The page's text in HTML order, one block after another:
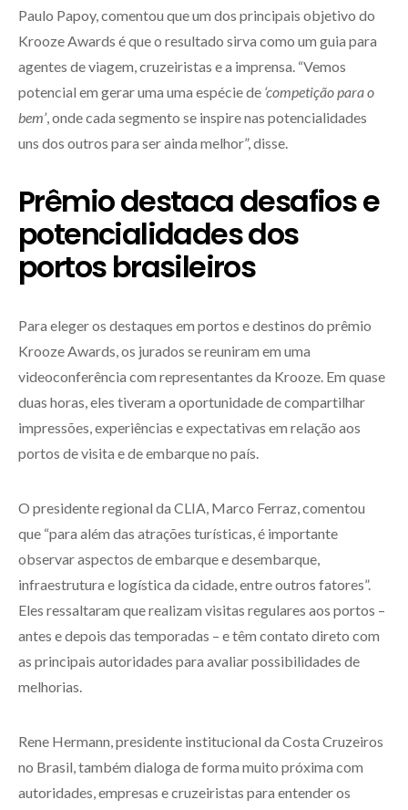
Paulo Papoy, comentou que um dos principais objetivo do
Krooze Awards é que o resultado sirva como um guia para
agentes de viagem, cruzeiristas e a imprensa. “Vemos
potencial em gerar uma uma espécie de ‘competição para o
bem’, onde cada segmento se inspire nas potencialidades
uns dos outros para ser ainda melhor”, disse.
Prêmio destaca desafios e
potencialidades dos
portos brasileiros
Para eleger os destaques em portos e destinos do prêmio
Krooze Awards, os jurados se reuniram em uma
videoconferência com representantes da Krooze. Em quase
duas horas, eles tiveram a oportunidade de compartilhar
impressões, experiências e expectativas em relação aos
portos de visita e de embarque no país.
O presidente regional da CLIA, Marco Ferraz, comentou
que “para além das atrações turísticas, é importante
observar aspectos de embarque e desembarque,
infraestrutura e logística da cidade, entre outros fatores”.
Eles ressaltaram que realizam visitas regulares aos portos –
antes e depois das temporadas – e têm contato direto com
as principais autoridades para avaliar possibilidades de
melhorias.
Rene Hermann, presidente institucional da Costa Cruzeiros
no Brasil, também dialoga de forma muito próxima com
autoridades, empresas e cruzeiristas para entender os